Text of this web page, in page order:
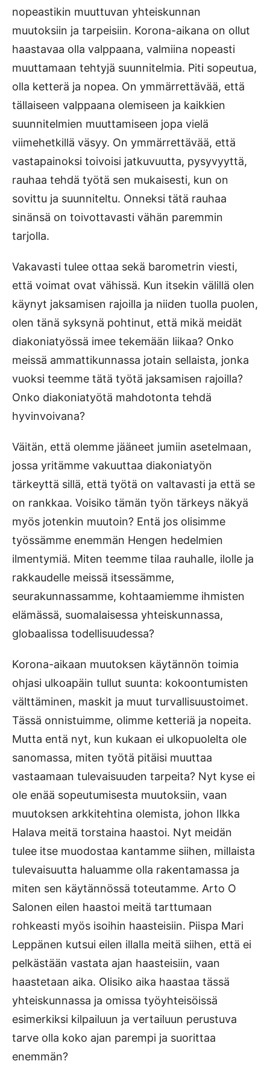
nopeastikin muuttuvan yhteiskunnan
muutoksiin ja tarpeisiin. Korona-aikana on ollut
haastavaa olla valppaana, valmiina nopeasti
muuttamaan tehtyjä suunnitelmia. Piti sopeutua,
olla ketterä ja nopea. On ymmärrettävää, että
tällaiseen valppaana olemiseen ja kaikkien
suunnitelmien muuttamiseen jopa vielä
viimehetkillä väsyy. On ymmärrettävää, että
vastapainoksi toivoisi jatkuvuutta, pysyvyyttä,
rauhaa tehdä työtä sen mukaisesti, kun on
sovittu ja suunniteltu. Onneksi tätä rauhaa
sinänsä on toivottavasti vähän paremmin
tarjolla.
Vakavasti tulee ottaa sekä barometrin viesti,
että voimat ovat vähissä. Kun itsekin välillä olen
käynyt jaksamisen rajoilla ja niiden tuolla puolen,
olen tänä syksynä pohtinut, että mikä meidät
diakoniatyössä imee tekemään liikaa? Onko
meissä ammattikunnassa jotain sellaista, jonka
vuoksi teemme tätä työtä jaksamisen rajoilla?
Onko diakoniatyötä mahdotonta tehdä
hyvinvoivana?
Väitän, että olemme jääneet jumiin asetelmaan,
jossa yritämme vakuuttaa diakoniatyön
tärkeyttä sillä, että työtä on valtavasti ja että se
on rankkaa. Voisiko tämän työn tärkeys näkyä
myös jotenkin muutoin? Entä jos olisimme
työssämme enemmän Hengen hedelmien
ilmentymiä. Miten teemme tilaa rauhalle, ilolle ja
rakkaudelle meissä itsessämme,
seurakunnassamme, kohtaamiemme ihmisten
elämässä, suomalaisessa yhteiskunnassa,
globaalissa todellisuudessa?
Korona-aikaan muutoksen käytännön toimia
ohjasi ulkoapäin tullut suunta: kokoontumisten
välttäminen, maskit ja muut turvallisuustoimet.
Tässä onnistuimme, olimme ketteriä ja nopeita.
Mutta entä nyt, kun kukaan ei ulkopuolelta ole
sanomassa, miten työtä pitäisi muuttaa
vastaamaan tulevaisuuden tarpeita? Nyt kyse ei
ole enää sopeutumisesta muutoksiin, vaan
muutoksen arkkitehtina olemista, johon Ilkka
Halava meitä torstaina haastoi. Nyt meidän
tulee itse muodostaa kantamme siihen, millaista
tulevaisuutta haluamme olla rakentamassa ja
miten sen käytännössä toteutamme. Arto O
Salonen eilen haastoi meitä tarttumaan
rohkeasti myös isoihin haasteisiin. Piispa Mari
Leppänen kutsui eilen illalla meitä siihen, että ei
pelkästään vastata ajan haasteisiin, vaan
haastetaan aika. Olisiko aika haastaa tässä
yhteiskunnassa ja omissa työyhteisöissä
esimerkiksi kilpailuun ja vertailuun perustuva
tarve olla koko ajan parempi ja suorittaa
enemmän?